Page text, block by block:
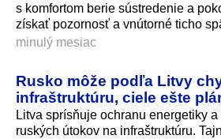
s komfortom berie sústredenie a
získať pozornosť a vnútorné ticho
minulý mesiac
Rusko môže podľa Litvy
infraštruktúru, ciele ešte
Litva sprísňuje ochranu energetiky
ruských útokov na infraštruktúru.